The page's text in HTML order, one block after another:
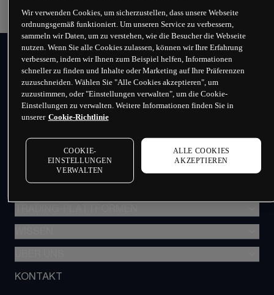
PRIVATKUNDEN
INSTITUTIONELLER HANDEL
CMC GRUPPE
PROFESSIONELLER TRADER
CMC ZERTIFIKATE
CFD-TRADING
CFD-Trading
Optionshandel
Alpha
Professioneller Trader
Trading-Kosten
MÄRKTE
Aktien
Rohstoffe
Staatsanleihen
Nachrichten & Analysen
Über uns
KONTAKT
Wir verwenden Cookies, um sicherzustellen, dass unsere Webseite
ordnungsgemäß funktioniert. Um unseren Service zu verbessern,
sammeln wir Daten, um zu verstehen, wie die Besucher die Webseite
nutzen. Wenn Sie alle Cookies zulassen, können wir Ihre Erfahrung
verbessern, indem wir Ihnen zum Beispiel helfen, Informationen
schneller zu finden und Inhalte oder Marketing auf Ihre Präferenzen
zuzuschneiden. Wählen Sie "Alle Cookies akzeptieren", um
zuzustimmen, oder "Einstellungen verwalten", um die Cookie-
Einstellungen zu verwalten. Weitere Informationen finden Sie in
unserer Cookie-Richtlinie
COOKIE-
EINSTELLUNGEN
VERWALTEN
ALLE COOKIES
AKZEPTIEREN